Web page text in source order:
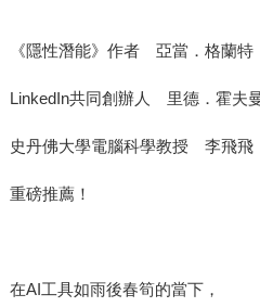
《隱性潛能》作者 亞當．格蘭特
LinkedIn共同創辦人 里德．霍夫
史丹佛大學電腦科學教授 李飛飛
重磅推薦！
在AI工具如雨後春筍的當下，